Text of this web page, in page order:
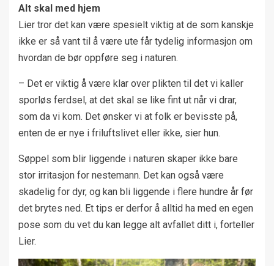
Alt skal med hjem
Lier tror det kan være spesielt viktig at de som kanskje
ikke er så vant til å være ute får tydelig informasjon om
hvordan de bør oppføre seg i naturen.
– Det er viktig å være klar over plikten til det vi kaller
sporløs ferdsel, at det skal se like fint ut når vi drar,
som da vi kom. Det ønsker vi at folk er bevisste på,
enten de er nye i friluftslivet eller ikke, sier hun.
Søppel som blir liggende i naturen skaper ikke bare
stor irritasjon for nestemann. Det kan også være
skadelig for dyr, og kan bli liggende i flere hundre år før
det brytes ned. Et tips er derfor å alltid ha med en egen
pose som du vet du kan legge alt avfallet ditt i, forteller
Lier.